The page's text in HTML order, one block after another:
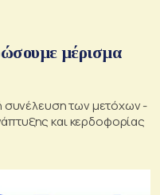
μέρισμα
συνέλευση των μετόχων -
και κερδοφορίας